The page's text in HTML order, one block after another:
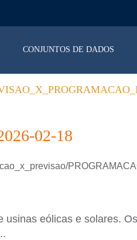
CONJUNTOS DE DADOS
02-18
eólicas e solares.